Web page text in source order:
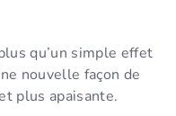
qu’un simple effet
nouvelle façon de
plus apaisante.